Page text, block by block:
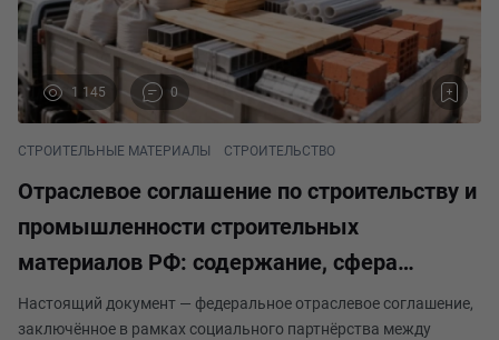
1 145 0
СТРОИТЕЛЬНЫЕ МАТЕРИАЛЫ СТРОИТЕЛЬСТВО
Отраслевое соглашение по строительству и
промышленности строительных
материалов РФ: содержание, сфера
действия и механизмы реализации.
Настоящий документ — федеральное отраслевое соглашение,
заключённое в рамках социального партнёрства между